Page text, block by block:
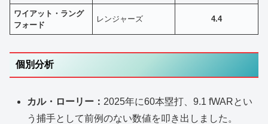
ワイアット・ラング
フォード
レンジャーズ 4.4
個別分析
カル・ローリー： 2025年に60本塁打、9.1 fWARとい
う捕手として前例のない数値を叩き出しました。